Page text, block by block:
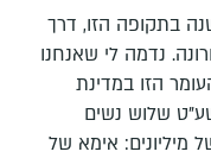
בתקופה הזו, דרך
נדמה לי שאנחנו
הזו במדינת
שלוש נשים
אימא של